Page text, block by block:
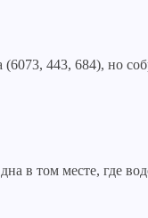
443, 684), но
том месте, где